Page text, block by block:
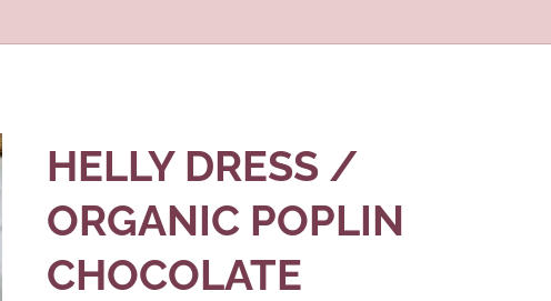
HELLY DRESS /
ORGANIC POPLIN
CHOCOLATE